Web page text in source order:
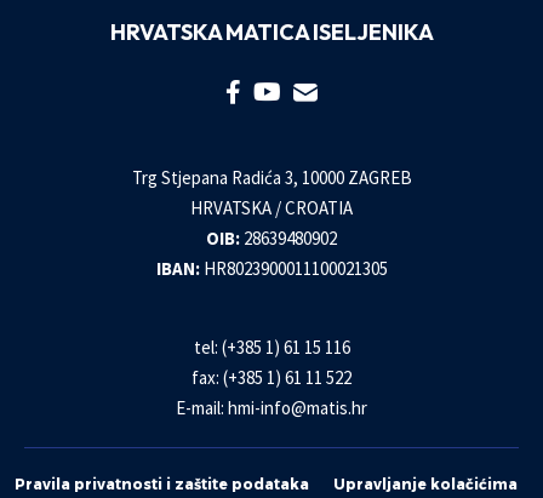
HRVATSKA MATICA ISELJENIKA
Trg Stjepana Radića 3, 10000 ZAGREB
HRVATSKA / CROATIA
OIB: 28639480902
IBAN: HR8023900011100021305
tel: (+385 1) 61 15 116
fax: (+385 1) 61 11 522
E-mail: hmi-info@matis.hr
Pravila privatnosti i zaštite podataka Upravljanje kolačićima